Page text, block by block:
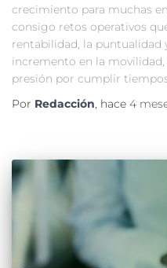
crecimiento para muchas
consigo retos operativos
rentabilidad, la puntualidad
incremento en la
presión por cumplir
Por Redacción, hace 4